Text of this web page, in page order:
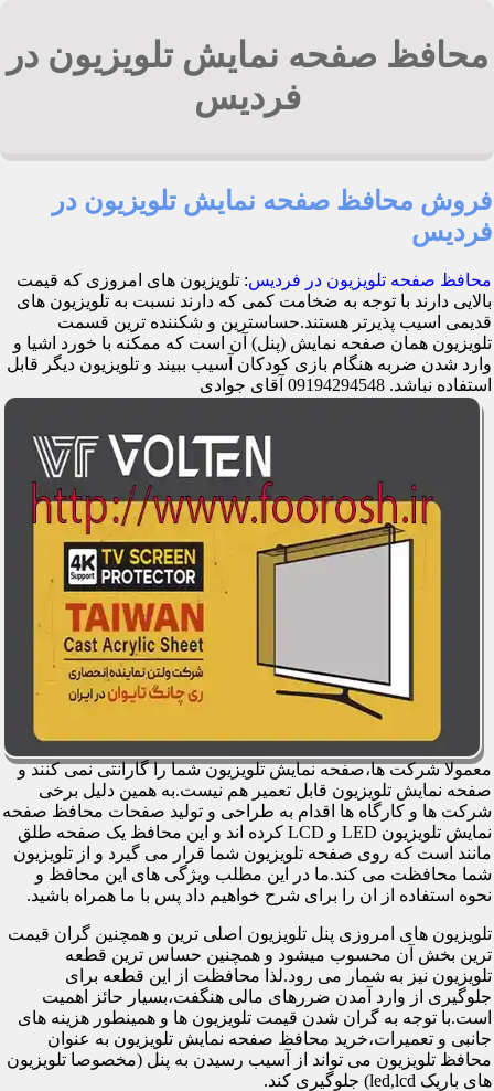
محافظ صفحه نمایش تلویزیون در
فردیس
فروش محافظ صفحه نمایش تلویزیون در
فردیس
محافظ صفحه تلویزیون در فردیس: تلویزیون های امروزی که قیمت
بالایی دارند با توجه به ضخامت کمی که دارند نسبت به تلویزیون های
قدیمی اسیب پذیرتر هستند.حساسترین و شکننده ترین قسمت
تلویزیون همان صفحه نمایش (پنل) آن است که ممکنه با خورد اشیا و
وارد شدن ضربه هنگام بازی کودکان آسیب ببیند و تلویزیون دیگر قابل
استفاده نباشد. 09194294548 آقای جوادی
معمولا شرکت ها،صفحه نمایش تلویزیون شما را گارانتی نمی کنند و
صفحه نمایش تلویزیون قابل تعمیر هم نیست.به همین دلیل برخی
شرکت ها و کارگاه ها اقدام به طراحی و تولید صفحات محافظ صفحه
نمایش تلویزیون LED و LCD کرده اند و این محافظ یک صفحه طلق
مانند است که روی صفحه تلویزیون شما قرار می گیرد و از تلویزیون
شما محافظت می کند.ما در این مطلب ویژگی های این محافظ و
نحوه استفاده از ان را برای شرح خواهیم داد پس با ما همراه باشید.
تلویزیون های امروزی پنل تلویزیون اصلی ترین و همچنین گران قیمت
ترین بخش آن محسوب میشود و همچنین حساس ترین قطعه
تلویزیون نیز به شمار می رود.لذا محافظت از این قطعه برای
جلوگیری از وارد آمدن ضررهای مالی هنگفت،بسیار حائز اهمیت
است.با توجه به گران شدن قیمت تلویزیون ها و همینطور هزینه های
جانبی و تعمیرات،خرید محافظ صفحه نمایش تلویزیون به عنوان
محافظ تلویزیون می تواند از آسیب رسیدن به پنل (مخصوصا تلویزیون
های باریک led,lcd) جلوگیری کند.